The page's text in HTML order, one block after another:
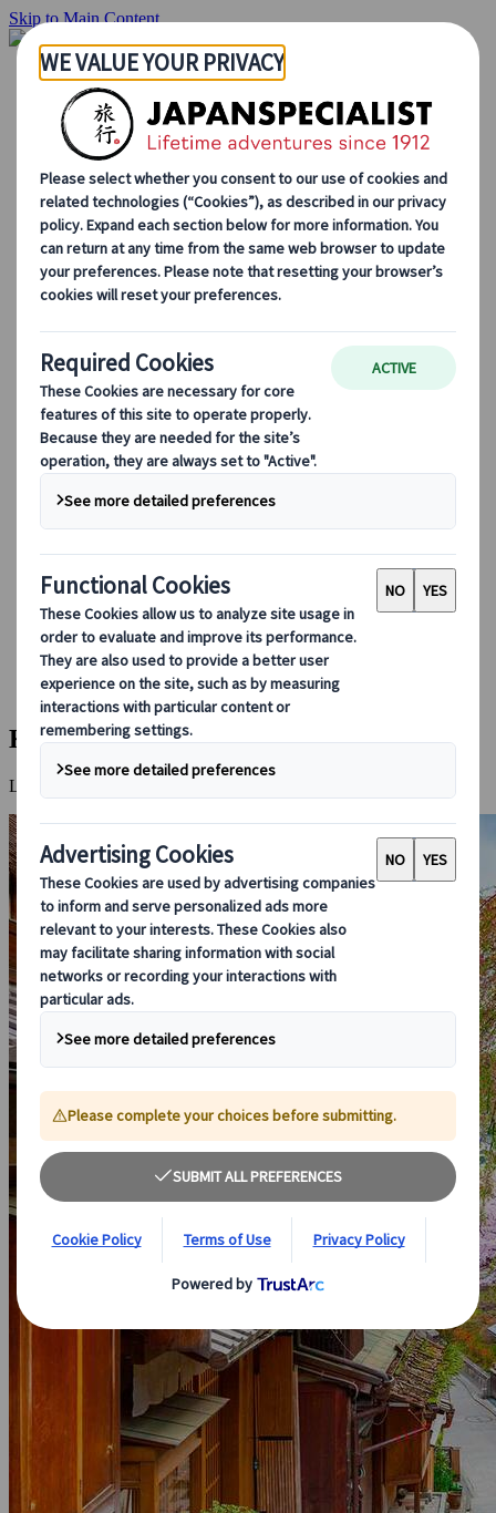
Skip to Main Content
Inizio
Itinerari di viaggio
Itinerari individuali
Tour guidati
Drive & stay
Tour di serie
Escursioni
Tour di gruppo su misura
Japan Rail Pass
Come lavoriamo
Chi siamo
Il nostro team
Blog
Consigli di viaggio per ogni stagione
Attrazioni principali
Approfondimenti culturali
Esperienze culinarie
Alla scoperta del Giappone in treno
Domande frequenti
Informazioni essenziali
Regole di etichetta
Guidare in Giappone
Prenotare con noi
Japan Rail Pass
Strutture ricettive
Consulenza online
Japanspecialist
Destinazioni
Tutte le destinazioni
Kyoto
Kyoto
La splendida capitale culturale e spirituale del Giappone.